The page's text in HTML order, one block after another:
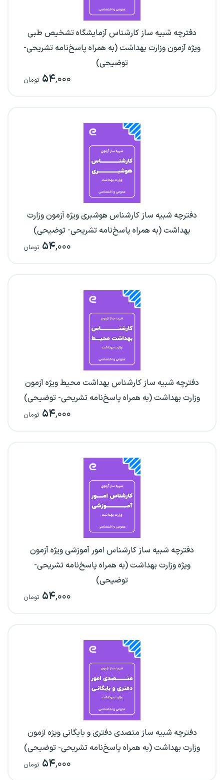
دفترچه شبیه ساز کارشناس آزمایشگاه تشخیص طبی
ویژه آزمون وزارت بهداشت (به همراه پاسخ‌نامه تشریحی-
توضیحی)
۵۴,۰۰۰ تومان
دفترچه شبیه ساز کارشناس هوشبری ویژه آزمون وزارت
بهداشت (به همراه پاسخ‌نامه تشریحی- توضیحی)
۵۴,۰۰۰ تومان
دفترچه شبیه ساز کارشناس بهداشت محیط ویژه آزمون
وزارت بهداشت (به همراه پاسخ‌نامه تشریحی- توضیحی)
۵۴,۰۰۰ تومان
دفترچه شبیه ساز کارشناس امور آموزشی ویژه آزمون
ویژه وزارت بهداشت (به همراه پاسخ‌نامه تشریحی-
توضیحی)
۵۴,۰۰۰ تومان
دفترچه شبیه ساز متصدی دفتری و بایگانی ویژه آزمون
وزارت بهداشت (به همراه پاسخ‌نامه تشریحی- توضیحی)
۵۴,۰۰۰ تومان